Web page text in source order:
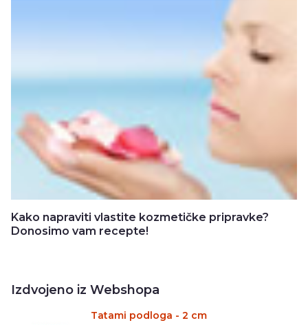
Kako napraviti vlastite kozmetičke pripravke?
Donosimo vam recepte!
Izdvojeno iz Webshopa
Tatami podloga - 2 cm